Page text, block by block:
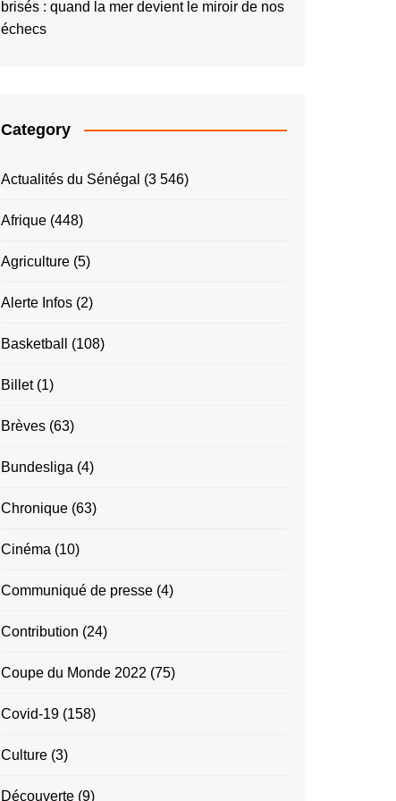
brisés : quand la mer devient le miroir de nos
échecs
Category
Actualités du Sénégal (3 546)
Afrique (448)
Agriculture (5)
Alerte Infos (2)
Basketball (108)
Billet(1)
Brèves (63)
Bundesliga (4)
Chronique (63)
Cinéma (10)
Communiqué de presse (4)
Contribution (24)
Coupe du Monde 2022 (75)
Covid-19 (158)
Culture (3)
Découverte (9)